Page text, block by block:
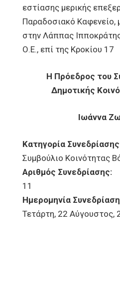
εστίασης μερικής
Παραδοσιακό Καφενείο,
στην Λάππας
Ο.Ε., επί της Κροκίου 17
Η Πρόεδρος του
Δημοτικής
Ιωάννα
Κατηγορία
Συμβούλιο Κοινότητας
Αριθμός Συνεδρίασης:
11
Ημερομηνία
Τετάρτη, 22 Αύγουστος,